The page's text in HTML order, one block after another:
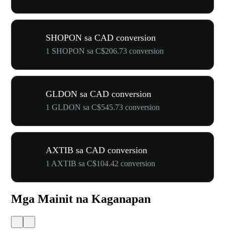
SHOPON sa CAD conversion
1 SHOPON sa C$206.73 conversion
GLDON sa CAD conversion
1 GLDON sa C$545.73 conversion
AXTIB sa CAD conversion
1 AXTIB sa C$104.42 conversion
Mga Mainit na Kaganapan